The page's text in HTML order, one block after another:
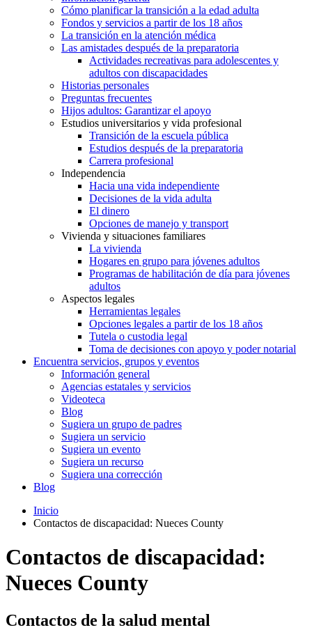
Cómo planificar la transición a la edad adulta
Fondos y servicios a partir de los 18 años
La transición en la atención médica
Las amistades después de la preparatoria
Actividades recreativas para adolescentes y
adultos con discapacidades
Historias personales
Preguntas frecuentes
Hijos adultos: Garantizar el apoyo
Estudios universitarios y vida profesional
Transición de la escuela pública
Estudios después de la preparatoria
Carrera profesional
Independencia
Hacia una vida independiente
Decisiones de la vida adulta
El dinero
Opciones de manejo y transport
Vivienda y situaciones familiares
La vivienda
Hogares en grupo para jóvenes adultos
Programas de habilitación de día para jóvenes
adultos
Aspectos legales
Herramientas legales
Opciones legales a partir de los 18 años
Tutela o custodia legal
Toma de decisiones con apoyo y poder notarial
Encuentra servicios, grupos y eventos
Información general
Agencias estatales y servicios
Videoteca
Blog
Sugiera un grupo de padres
Sugiera un servicio
Sugiera un evento
Sugiera un recurso
Sugiera una corrección
Blog
Inicio
Contactos de discapacidad: Nueces County
Contactos de discapacidad:
Nueces County
Contactos de la salud mental